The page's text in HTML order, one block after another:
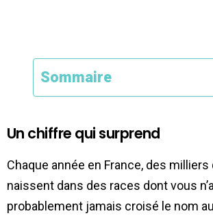
Sommaire
Un chiffre qui surprend
Chaque année en France, des
naissent dans des races dont vous
probablement jamais croisé le nom